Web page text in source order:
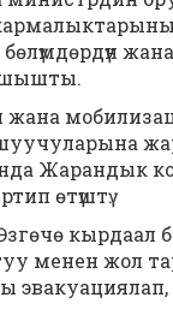
бөлүмдөрдүн
Жарандык
өтүштү.
Өзгөчө
менен жол
эвакуациялап,